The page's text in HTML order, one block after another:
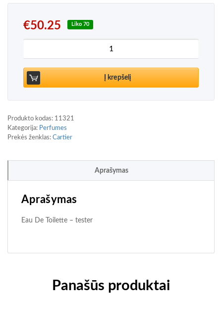
€50.25 Liko 70
produkto kiekis: Cartier Pasha de Cartier Édition
Į krepšelį
Produkto kodas: 11321
Kategorija: Perfumes
Prekės ženklas: Cartier
Aprašymas
Aprašymas
Eau De Toilette – tester
Panašūs produktai